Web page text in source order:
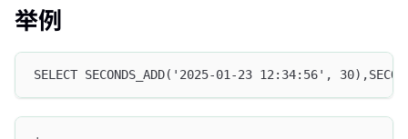
举例
SELECT SECONDS_ADD('2025-01-23 12:34:56',